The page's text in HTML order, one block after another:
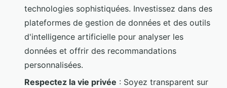
technologies sophistiquées. Investissez dans des
plateformes de gestion de données et des outils
d'intelligence artificielle pour analyser les
données et offrir des recommandations
personnalisées.
Respectez la vie privée : Soyez transparent sur